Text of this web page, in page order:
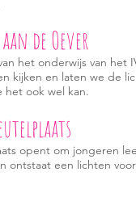
de Oever
het onderwijs van het
kijken en laten we de
het ook wel kan.
opent om jongeren
ontstaat een lichten